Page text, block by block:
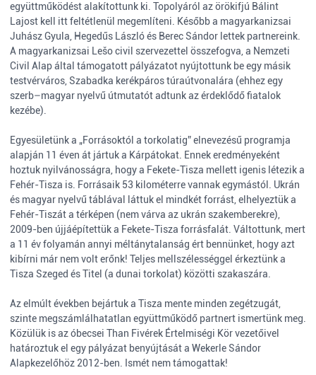
együttműködést alakítottunk ki. Topolyáról az örökifjú Bálint
Lajost kell itt feltétlenül megemlíteni. Később a magyarkanizsai
Juhász Gyula, Hegedűs László és Berec Sándor lettek partnereink.
A magyarkanizsai Lešo civil szervezettel összefogva, a Nemzeti
Civil Alap által támogatott pályázatot nyújtottunk be egy másik
testvérváros, Szabadka kerékpáros túraútvonalára (ehhez egy
szerb–magyar nyelvű útmutatót adtunk az érdeklődő fiatalok
kezébe).
Egyesületünk a „Forrásoktól a torkolatig” elnevezésű programja
alapján 11 éven át jártuk a Kárpátokat. Ennek eredményeként
hoztuk nyilvánosságra, hogy a Fekete-Tisza mellett igenis létezik a
Fehér-Tisza is. Forrásaik 53 kilométerre vannak egymástól. Ukrán
és magyar nyelvű táblával láttuk el mindkét forrást, elhelyeztük a
Fehér-Tiszát a térképen (nem várva az ukrán szakemberekre),
2009-ben újjáépítettük a Fekete-Tisza forrásfalát. Váltottunk, mert
a 11 év folyamán annyi méltánytalanság ért bennünket, hogy azt
kibírni már nem volt erőnk! Teljes mellszélességgel érkeztünk a
Tisza Szeged és Titel (a dunai torkolat) közötti szakaszára.
Az elmúlt években bejártuk a Tisza mente minden zegétzugát,
szinte megszámlálhatatlan együttműködő partnert ismertünk meg.
Közülük is az óbecsei Than Fivérek Értelmiségi Kör vezetőivel
határoztuk el egy pályázat benyújtását a Wekerle Sándor
Alapkezelőhöz 2012-ben. Ismét nem támogattak!